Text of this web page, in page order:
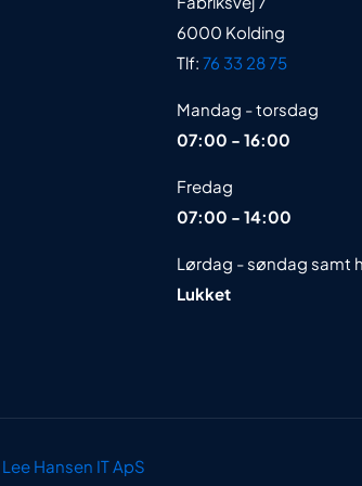
6000 Kolding
Tlf: 76 33 28 75
Mandag - torsdag
07:00 - 16:00
Fredag
07:00 - 14:00
Lørdag - søndag samt
Lukket
Lee Hansen IT ApS